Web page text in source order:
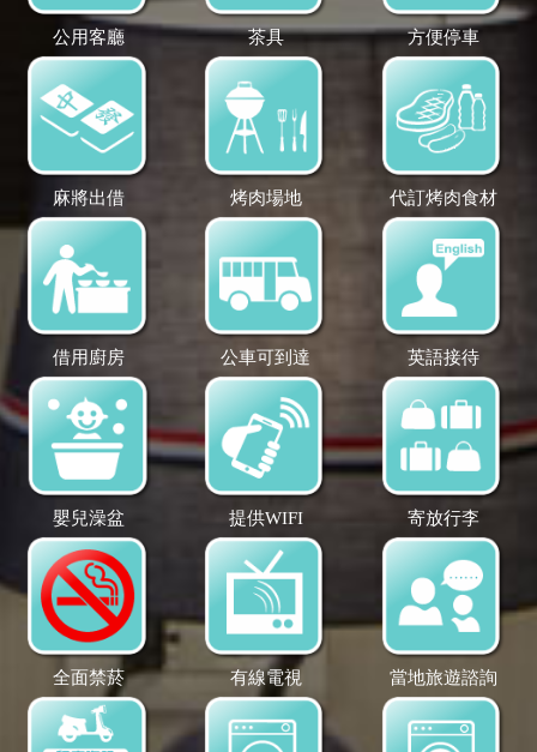
公用客廳 茶具 方便停車
麻將出借 烤肉場地 代訂烤肉食材
借用廚房 公車可到達 英語接待
嬰兒澡盆 提供WIFI 寄放行李
全面禁菸 有線電視 當地旅遊諮詢